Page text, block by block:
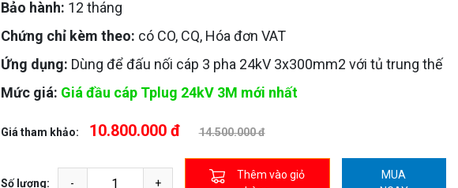
Bảo hành: 12 tháng
Chứng chỉ kèm theo: có CO, CQ, Hóa đơn VAT
Ứng dụng: Dùng để đấu nối cáp 3 pha 24kV 3x300mm2 với tủ trung thế
Mức giá: Giá đầu cáp Tplug 24kV 3M mới nhất
Giá tham khảo: 10.800.000 đ 14.500.000 đ
Số lượng:
Thêm vào giỏ
MUA